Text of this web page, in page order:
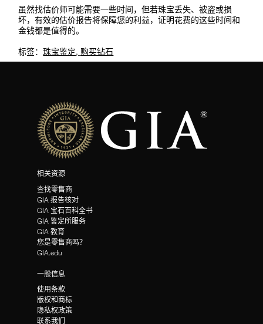
虽然找估价师可能需要一些时间，但若珠宝丢失、被盗或损
坏，有效的估价报告将保障您的利益，证明花费的这些时间和
金钱都是值得的。
标签：珠宝鉴定, 购买钻石
相关资源
查找零售商
GIA 报告核对
GIA 宝石百科全书
GIA 鉴定所服务
GIA 教育
您是零售商吗？
GIA.edu
一般信息
使用条款
版权和商标
隐私权政策
联系我们